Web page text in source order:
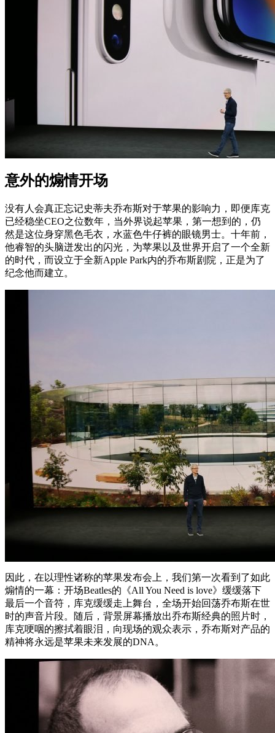
意外的煽情开场
没有人会真正忘记史蒂夫乔布斯对于苹果的影响力，即便库克
已经稳坐CEO之位数年，当外界说起苹果，第一想到的，仍
然是这位身穿黑色毛衣，水蓝色牛仔裤的眼镜男士。十年前，
他睿智的头脑迸发出的闪光，为苹果以及世界开启了一个全新
的时代，而设立于全新Apple Park内的乔布斯剧院，正是为了
纪念他而建立。
因此，在以理性诸称的苹果发布会上，我们第一次看到了如此
煽情的一幕：开场Beatles的《All You Need is love》缓缓落下
最后一个音符，库克缓缓走上舞台，全场开始回荡乔布斯在世
时的声音片段。随后，背景屏幕播放出乔布斯经典的照片时，
库克哽咽的擦拭着眼泪，向现场的观众表示，乔布斯对产品的
精神将永远是苹果未来发展的DNA。